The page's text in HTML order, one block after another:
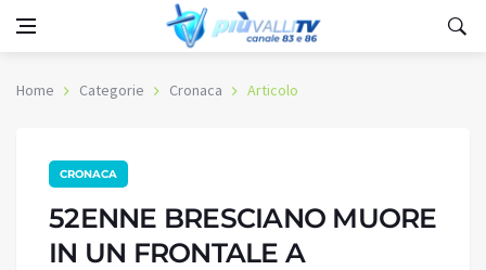
Home Categorie Cronaca Articolo
CRONACA
52ENNE BRESCIANO MUORE
IN UN FRONTALE A